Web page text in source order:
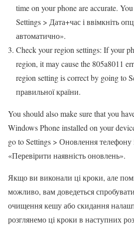
time on your phone are accurate.
Settings > Дата+час і ввімкніть
автоматично».
Check your region settings: If your
region, it may cause the 805a8011
region setting is correct by going to
правильної країни.
You should also make sure that you
Windows Phone installed on your
go to Settings > Оновлення телефону
«Перевірити наявність оновлень».
Якщо ви виконали ці кроки, але
можливо, вам доведеться
очищення кешу або скидання
розглянемо ці кроки в наступних